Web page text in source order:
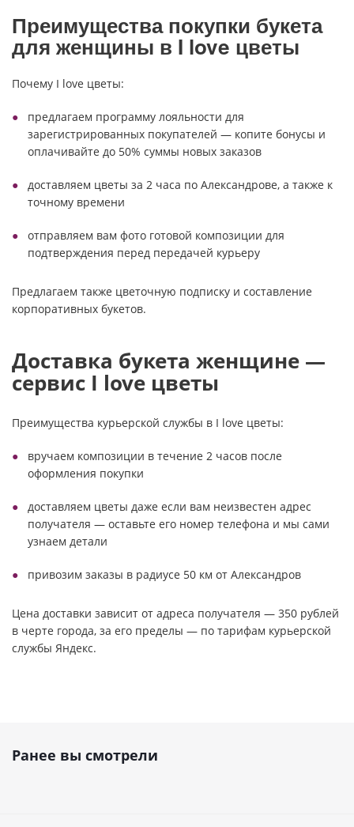
Преимущества покупки букета
для женщины в I love цветы
Почему I love цветы:
предлагаем программу лояльности для
зарегистрированных покупателей — копите бонусы и
оплачивайте до 50% суммы новых заказов
доставляем цветы за 2 часа по Александрове, а также к
точному времени
отправляем вам фото готовой композиции для
подтверждения перед передачей курьеру
Предлагаем также цветочную подписку и составление
корпоративных букетов.
Доставка букета женщине —
сервис I love цветы
Преимущества курьерской службы в I love цветы:
вручаем композиции в течение 2 часов после
оформления покупки
доставляем цветы даже если вам неизвестен адрес
получателя — оставьте его номер телефона и мы сами
узнаем детали
привозим заказы в радиусе 50 км от Александров
Цена доставки зависит от адреса получателя — 350 рублей
в черте города, за его пределы — по тарифам курьерской
службы Яндекс.
Ранее вы смотрели